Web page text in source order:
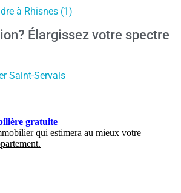
à Rhisnes (1)
Élargissez votre spectre
Saint-Servais